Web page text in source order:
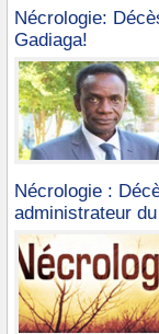
Nécrologie:
Gadiaga!
Nécrologie :
administrateur